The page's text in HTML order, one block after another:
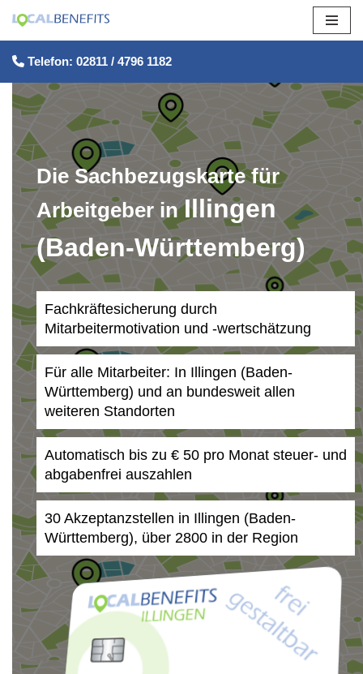
Zum
Inhalt
springen
Telefon: 02811 / 4796 1182
Die Sachbezugskarte für
Arbeitgeber inIllingen
(Baden-Württemberg)
Fachkräftesicherung durch
Mitarbeitermotivation und -wertschätzung
Für alle Mitarbeiter: In Illingen (Baden-
Württemberg) und an bundesweit allen
weiteren Standorten
Automatisch bis zu € 50 pro Monat steuer- und
abgabenfrei auszahlen
30 Akzeptanzstellen in Illingen (Baden-
Württemberg), über 2800 in der Region